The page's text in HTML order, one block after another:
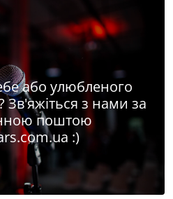
або улюбленого
Зв'яжіться з нами за
поштою
:)